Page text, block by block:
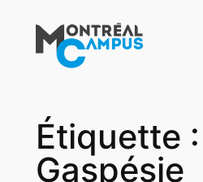
contenu
Étiquette :
Gaspésie